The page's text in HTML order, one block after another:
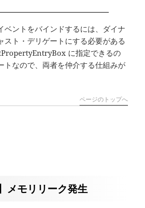
ベントをバインドするには、ダイナ
スト・デリゲートにする必要がある
に指定できるの
トなので、両者を仲介する仕組みが
ページのトップへ
メモリリーク発生